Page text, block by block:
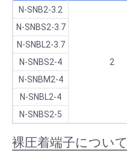
N-SNB2-3.2
2
N-SNBS2-3.7
N-SNBL2-3.7
N-SNBS2-4
N-SNBM2-4
N-SNBL2-4
N-SNBS2-5
裸圧着端子について